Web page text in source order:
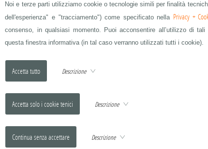
Noi e terze parti utilizziamo cookie o tecnologie simili per finalità
dell'esperienza" e "tracciamento") come specificato nella Privacy +
consenso, in qualsiasi momento. Puoi acconsentire all’utilizzo di
questa finestra informativa (in tal caso verranno utilizzati tutti i cookie).
Descrizione
Descrizione
Descrizione
FABRIZIO DE ANDRÈ FABRIZIO DE ANDRÈ FABRIZIO DE ANDRÈ
FABRIZIO DE ANDRÈ